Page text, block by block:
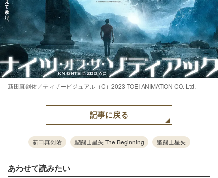
新田真剣佑／ティザービジュアル（C）2023 TOEI ANIMATION CO, Ltd.
記事に戻る
新田真剣佑 聖闘士星矢 The Beginning 聖闘士星矢
あわせて読みたい